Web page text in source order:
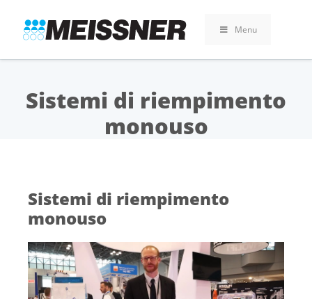
search
footer
contenuto
Menu
Sistemi di riempimento
monouso
Sistemi di riempimento
monouso